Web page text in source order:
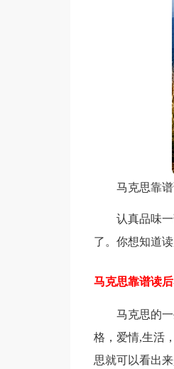
马克思靠
认真品味
了。你想知道
马克思靠谱读后
马克思的
格，爱情,生活
思就可以看出